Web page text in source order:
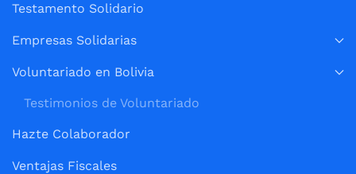
Testamento Solidario
Empresas Solidarias
Voluntariado en Bolivia
Testimonios de Voluntariado
Hazte Colaborador
Ventajas Fiscales